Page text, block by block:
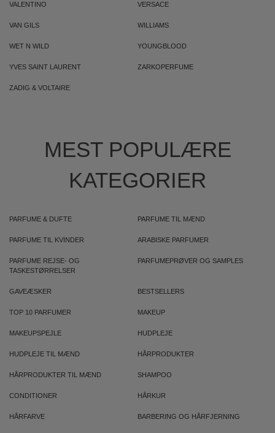
VALENTINO VERSACE
VAN GILS WILLIAMS
WET N WILD YOUNGBLOOD
YVES SAINT LAURENT ZARKOPERFUME
ZADIG & VOLTAIRE
MEST POPULÆRE
KATEGORIER
PARFUME & DUFTE PARFUME TIL MÆND
PARFUME TIL KVINDER ARABISKE PARFUMER
PARFUME REJSE- OG
TASKESTØRRELSER
PARFUMEPRØVER OG SAMPLES
GAVEÆSKER BESTSELLERS
TOP 10 PARFUMER MAKEUP
MAKEUPSPEJLE HUDPLEJE
HUDPLEJE TIL MÆND HÅRPRODUKTER
HÅRPRODUKTER TIL MÆND SHAMPOO
CONDITIONER HÅRKUR
HÅRFARVE BARBERING OG HÅRFJERNING